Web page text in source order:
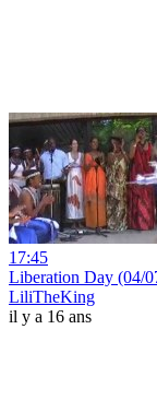
17:45
Liberation Day (04/
LiliTheKing
il y a 16 ans